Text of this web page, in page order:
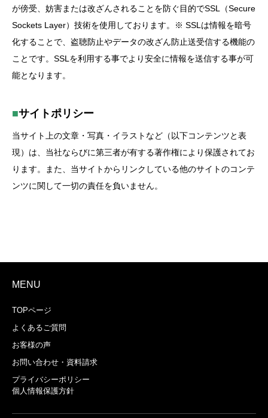
が傍受、妨害または改ざんされることを防ぐ目的でSSL（Secure
Sockets Layer）技術を使用しております。 ※ SSLは情報を暗号
化することで、盗聴防止やデータの改ざん防止送受信する機能の
ことです。SSLを利用する事でより安全に情報を送信する事が可
能となります。
■サイトポリシー
当サイト上の文章・写真・イラストなど（以下コンテンツと表
現）は、当社ならびに第三者が有する著作権により保護されてお
ります。また、当サイトからリンクしている他のサイトのコンテ
ンツに関して一切の責任を負いません。
MENU
TOPページ
よくあるご質問
お客様の声
お問い合わせ・資料請求
プライバシーポリシー
個人情報保護方針